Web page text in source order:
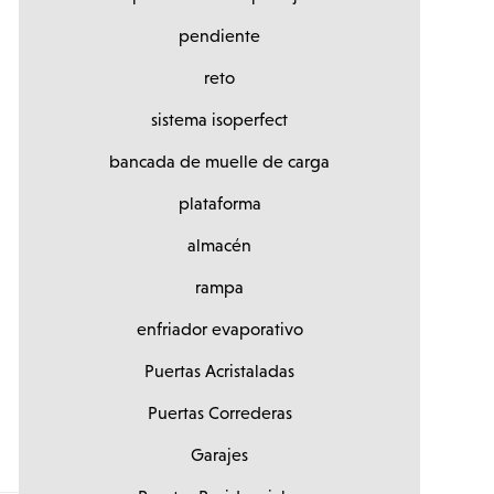
pendiente
reto
sistema isoperfect
bancada de muelle de carga
plataforma
almacén
rampa
enfriador evaporativo
Puertas Acristaladas
Puertas Correderas
Garajes